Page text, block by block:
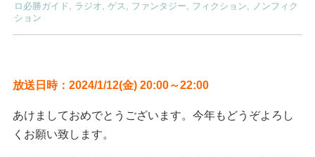
ロ必勝ガイド
ラジオ ゲス ファンタジー フィクション
ノンフィク
ション
放送日時：2024/1/12(金) 20:00～22:00
あけましておめでとうございます。今年もどうぞよろし
くお願い致します。